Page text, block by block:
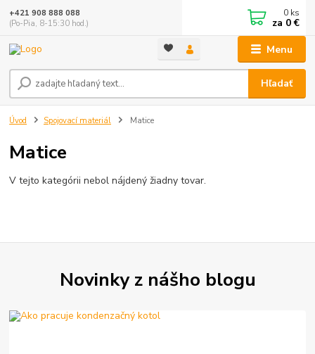
Menu
Hľadať
+421 908 888 088
(Po-Pia, 8-15:30 hod.)
0 ks
za 0 €
Úvod Spojovací materiál Matice
Matice
V tejto kategórii nebol nájdený žiadny tovar.
Novinky z nášho blogu